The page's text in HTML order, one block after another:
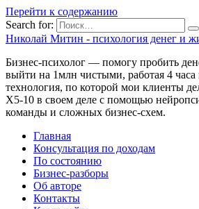
Перейти к содержанию
Search for:
Николай Митин - психология денег и
Бизнес-психолог — помогу пробить
выйти на 1млн чистыми, работая 4
технология, по которой мои клиенты
Х5-10 в своем деле с помощью
команды и сложных бизнес-схем.
Главная
Консультация по доходам
По состоянию
Бизнес-разборы
Об авторе
Контакты